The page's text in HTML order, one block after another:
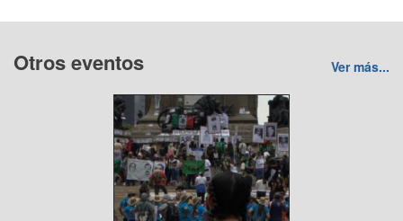
Otros eventos Ver más...